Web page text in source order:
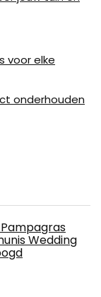
voor elke
onderhouden
Wedding